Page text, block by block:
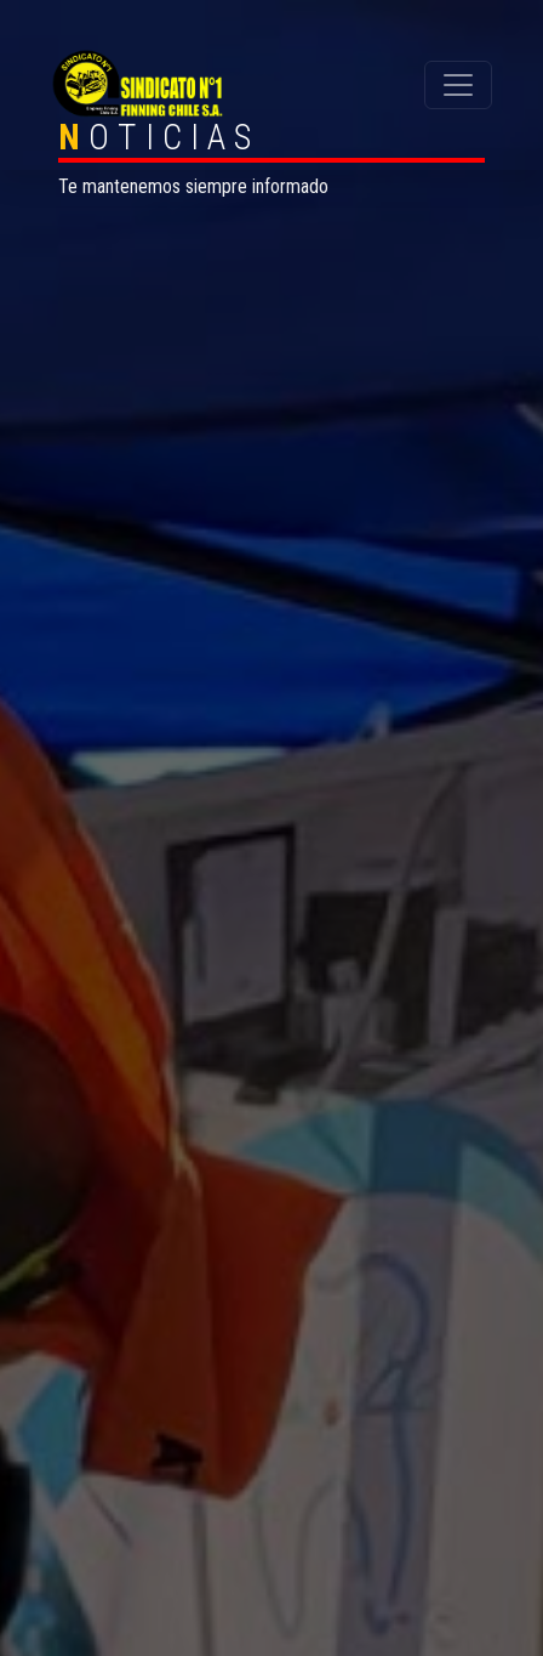
N OTICIAS
Te mantenemos siempre informado